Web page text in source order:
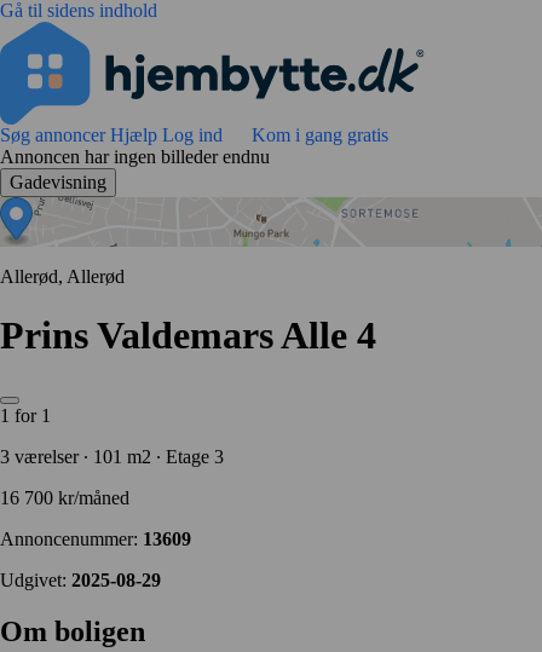
Gå til sidens indhold
Søg annoncerHjælp Log ind
Kom i gang gratis
Annoncen har ingen billeder endnu
Gadevisning
Allerød, Allerød
Prins Valdemars Alle 4
1 for 1
3 værelser ∙ 101 m2 ∙ Etage 3
16 700 kr/måned
Annoncenummer: 13609
Udgivet: 2025-08-29
Om boligen